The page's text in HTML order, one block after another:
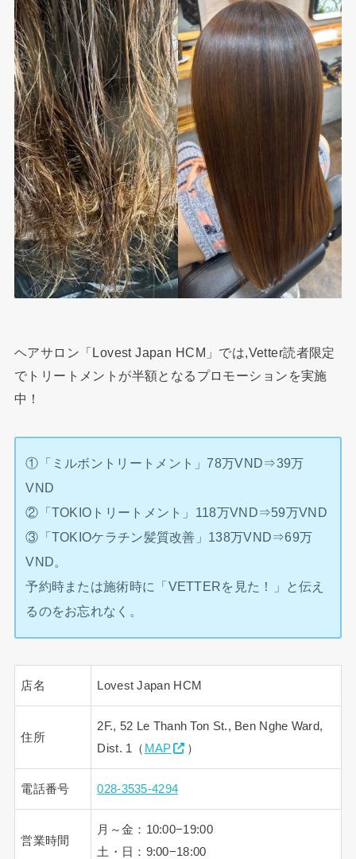
ヘアサロン「Lovest Japan HCM」では,Vetter読者限定
でトリートメントが半額となるプロモーションを実施
中！
①「ミルボントリートメント」78万VND⇒39万
VND
②「TOKIOトリートメント」118万VND⇒59万VND
③「TOKIOケラチン髪質改善」138万VND⇒69万
VND。
予約時または施術時に「VETTERを見た！」と伝え
るのをお忘れなく。
店名 Lovest Japan HCM
住所
2F., 52 Le Thanh Ton St., Ben Nghe Ward,
Dist. 1（ MAP ）
電話番号 028-3535-4294
営業時間
月～金：10:00−19:00
土・日：9:00−18:00